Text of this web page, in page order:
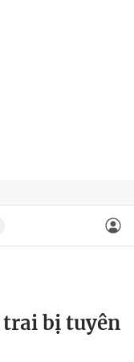
trai bị tuyên